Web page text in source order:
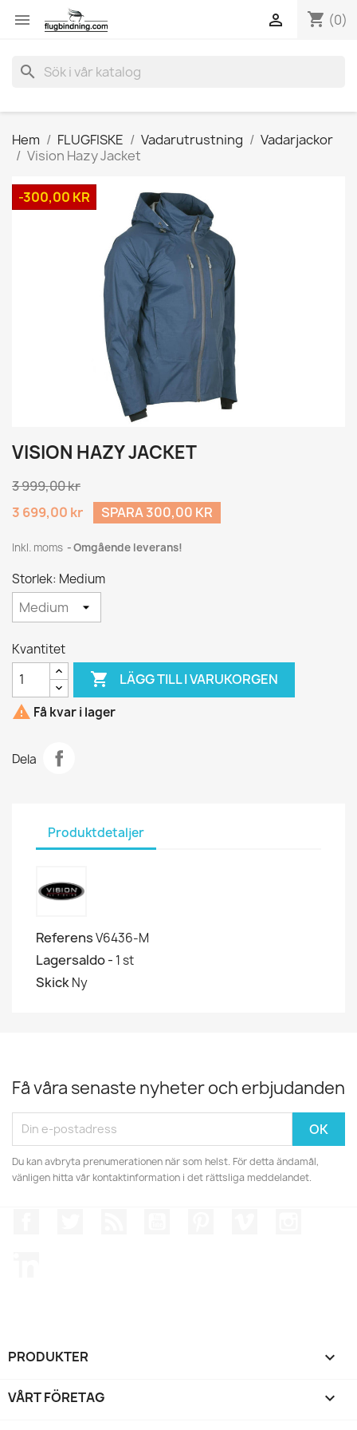
 shopping_cart (0)

search
Hem FLUGFISKE Vadarutrustning
Vadarjackor
Vision Hazy Jacket
-300,00 KR
VISION HAZY JACKET
3 999,00 kr
3 699,00 kr
SPARA 300,00 KR
Inkl. moms Omgående leverans!
Storlek: Medium
Kvantitet
 LÄGG TILL I VARUKORGEN
 Få kvar i lager
Dela
Produktdetaljer
ReferensV6436-M
Lagersaldo - 1 st
SkickNy
Få våra senaste nyheter och erbjudanden
Du kan avbryta prenumerationen när som helst. För detta ändamål,
vänligen hitta vår kontaktinformation i det rättsliga meddelandet.
PRODUKTER 
VÅRT FÖRETAG 